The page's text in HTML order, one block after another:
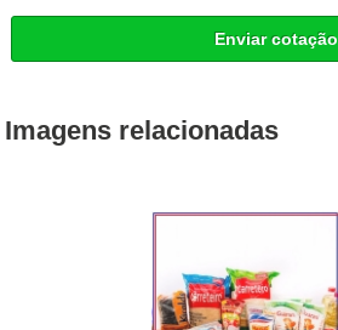
Enviar cotação
Imagens relacionadas